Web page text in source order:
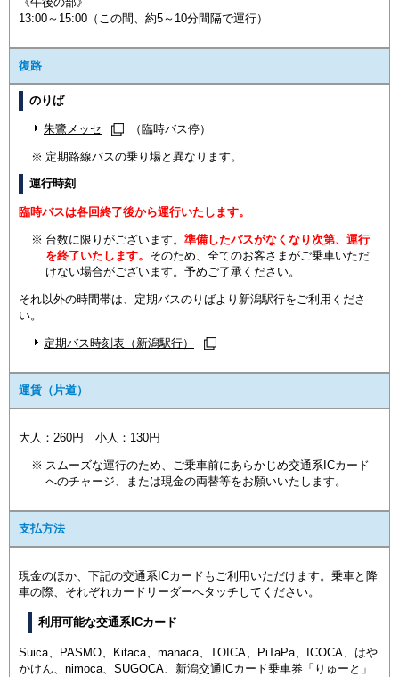
13:00～15:00（この間、約5～10分間隔で運行）
復路
のりば
朱鷺メッセ （臨時バス停）
定期路線バスの乗り場と異なります。
運行時刻
臨時バスは各回終了後から運行いたします。
台数に限りがございます。 準備したバスがなくなり次第、運行
を終了いたします。 そのため、全てのお客さまがご乗車いただ
けない場合がございます。予めご了承ください。
それ以外の時間帯は、定期バスのりばより新潟駅行をご利用くださ
い。
定期バス時刻表（新潟駅行）
運賃（片道）
大人：260円 小人：130円
スムーズな運行のため、ご乗車前にあらかじめ交通系ICカード
へのチャージ、または現金の両替等をお願いいたします。
支払方法
現金のほか、下記の交通系ICカードもご利用いただけます。乗車と降
車の際、それぞれカードリーダーへタッチしてください。
利用可能な交通系ICカード
Suica、PASMO、Kitaca、manaca、TOICA、PiTaPa、ICOCA、はや
かけん、nimoca、SUGOCA、新潟交通ICカード乗車券「りゅーと」